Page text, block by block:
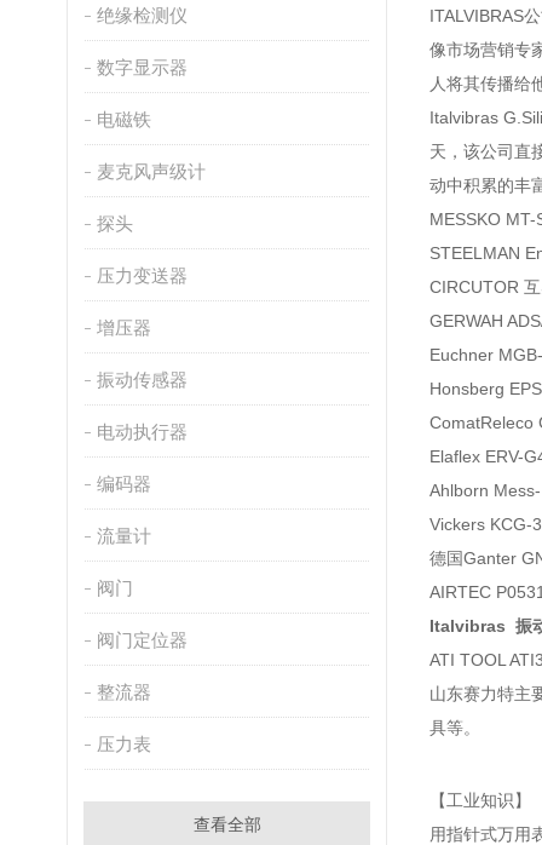
绝缘检测仪
数字显示器
电磁铁
麦克风声级计
探头
压力变送器
增压器
振动传感器
电动执行器
编码器
流量计
阀门
阀门定位器
整流器
压力表
查看全部
ITALVIBRAS
像市场营销专
人将其传播给
Italvibras
天，该公司直
动中积累的丰
MESSKO
STEELMAN
CIRCUTOR
GERWAH
Euchner
Honsberg
ComatReleco
Elaflex ERV-
Ahlborn
Vickers KCG-
德国Ganter
AIRTEC
Italvibras 振
ATI TOOL
山东赛力特主
具等。
【工业知识】
用指针式万用